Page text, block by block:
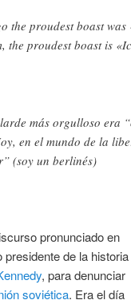
the proudest boast
the proudest boast is
más orgulloso era
en el mundo de la
(soy un berlinés)
pronunciado en
de la historia
, para denunciar
soviética. Era el día